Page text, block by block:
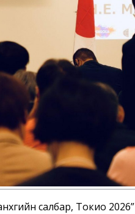
салбар, Токио 2026”